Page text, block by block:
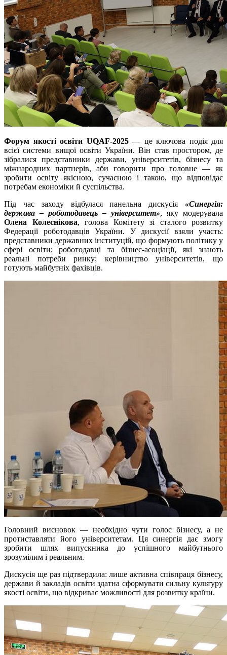
Форум якості освіти UQAF-2025— це ключова подія для
всієї системи вищої освіти України. Він став простором, де
зібралися представники держави, університетів, бізнесу та
міжнародних партнерів, аби говорити про головне — як
зробити освіту якісною, сучасною і такою, що відповідає
потребам економіки й суспільства.
Під час заходу відбулася панельна дискусія «Синергія:
держава – роботодавець – університет», яку модерувала
Олена Колеснікова, голова Комітету зі сталого розвитку
Федерації роботодавців України. У дискусії взяли участь:
представники державних інституцій, що формують політику у
сфері освіти; роботодавці та бізнес-асоціації, які знають
реальні потреби ринку; керівництво університетів, що
готують майбутніх фахівців.
Головний висновок — необхідно чути голос бізнесу, а не
протиставляти його університетам. Ця синергія дає змогу
зробити шлях випускника до успішного майбутнього
зрозумілим і реальним.
Дискусія ще раз підтвердила: лише активна співпраця бізнесу,
держави й закладів освіти здатна сформувати сильну культуру
якості освіти, що відкриває можливості для розвитку країни.